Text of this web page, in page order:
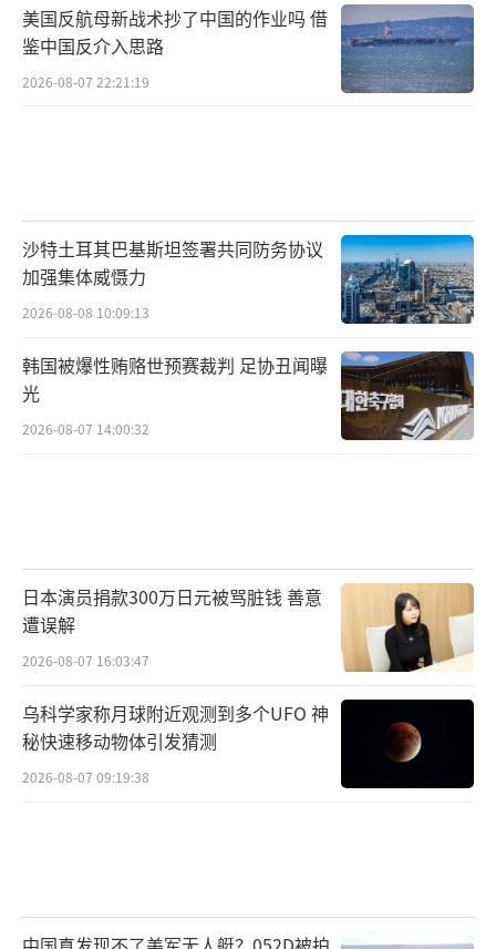
美国反航母新战术抄了中国的作业吗 借
鉴中国反介入思路
2026-08-07 22:21:19
沙特土耳其巴基斯坦签署共同防务协议
加强集体威慑力
2026-08-08 10:09:13
韩国被爆性贿赂世预赛裁判 足协丑闻曝
光
2026-08-07 14:00:32
日本演员捐款300万日元被骂脏钱 善意
遭误解
2026-08-07 16:03:47
乌科学家称月球附近观测到多个UFO 神
秘快速移动物体引发猜测
2026-08-07 09:19:38